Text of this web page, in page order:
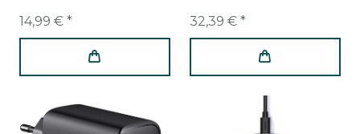
Ladegerät Multicharger
14,99 € * 32,39 € *